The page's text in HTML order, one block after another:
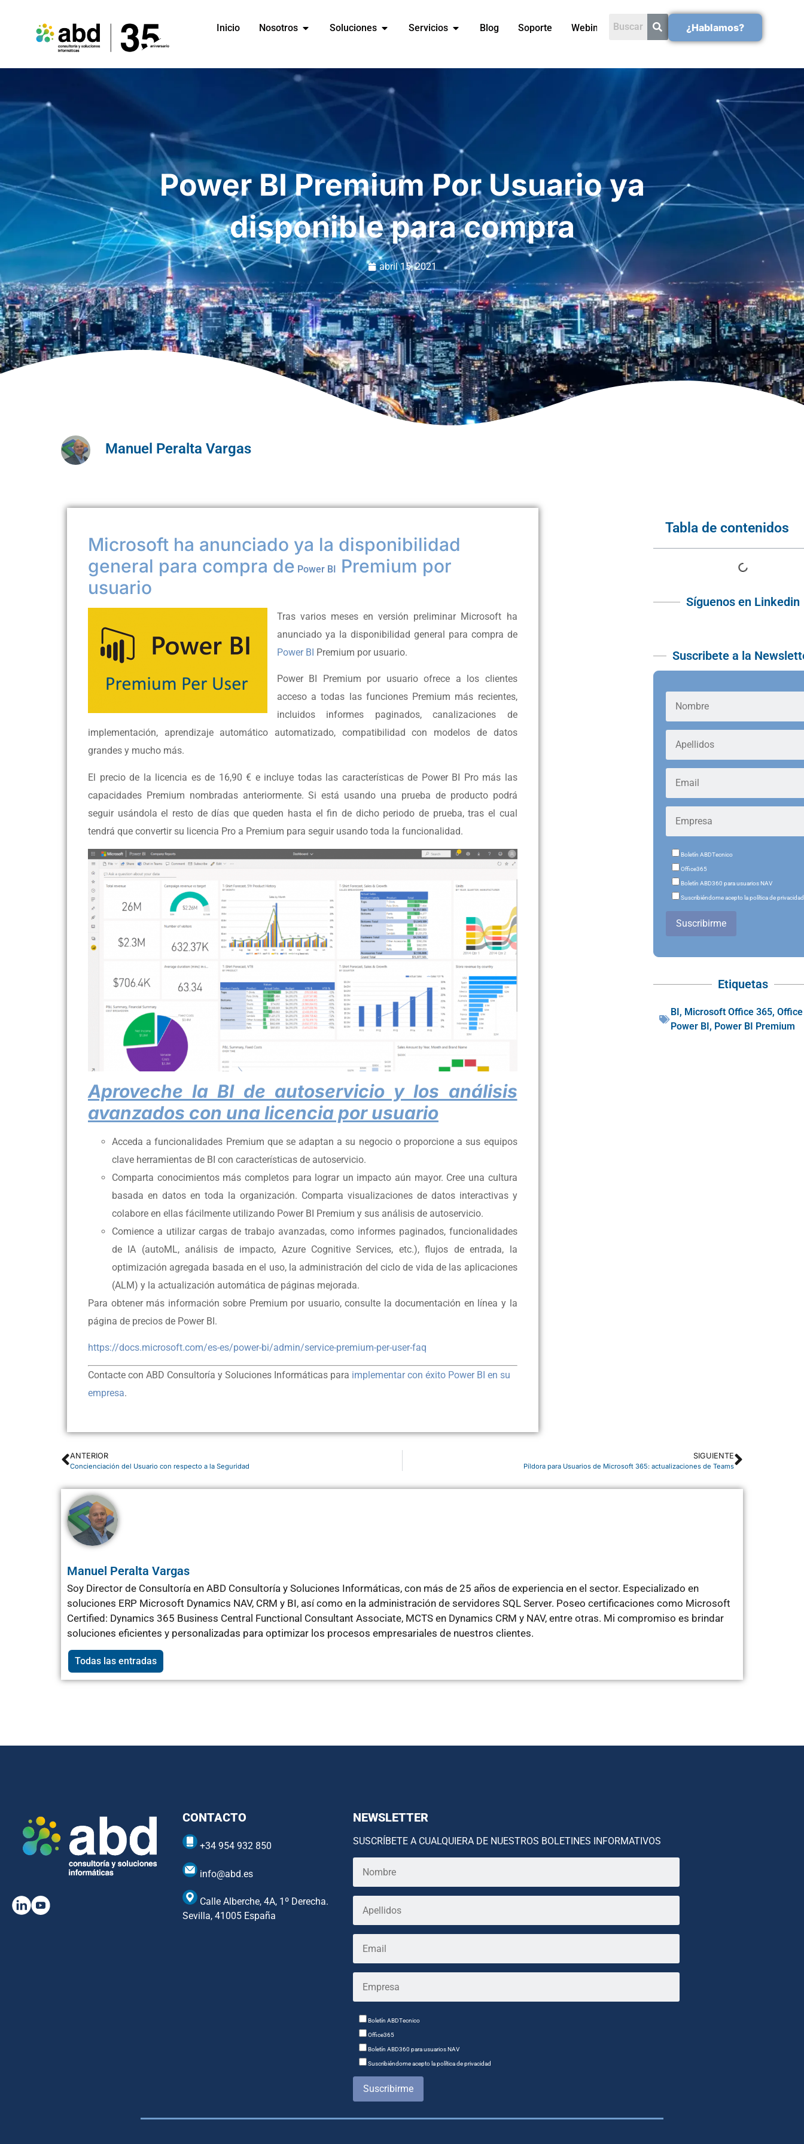
Inicio Nosotros Soluciones Servicios Blog Soporte Webinars ¿Hablamos?
Power BI Premium Por Usuario ya
disponible para compra
abril 15, 2021
Manuel Peralta Vargas
Microsoft ha anunciado ya la disponibilidad
general para compra de Power BI Premium por
usuario
Tras varios meses en versión preliminar Microsoft ha
anunciado ya la disponibilidad general para compra de
Power BI Premium por usuario.
Power BI Premium por usuario ofrece a los clientes
acceso a todas las funciones Premium más recientes,
incluidos informes paginados, canalizaciones de
implementación, aprendizaje automático automatizado, compatibilidad con modelos de datos
grandes y mucho más.
El precio de la licencia es de 16,90 € e incluye todas las características de Power BI Pro más las
capacidades Premium nombradas anteriormente. Si está usando una prueba de producto podrá
seguir usándola el resto de días que queden hasta el fin de dicho periodo de prueba, tras el cual
tendrá que convertir su licencia Pro a Premium para seguir usando toda la funcionalidad.
Aproveche la BI de autoservicio y los análisis
avanzados con una licencia por usuario
Acceda a funcionalidades Premium que se adaptan a su negocio o proporcione a sus equipos
clave herramientas de BI con características de autoservicio.
Comparta conocimientos más completos para lograr un impacto aún mayor. Cree una cultura
basada en datos en toda la organización. Comparta visualizaciones de datos interactivas y
colabore en ellas fácilmente utilizando Power BI Premium y sus análisis de autoservicio.
Comience a utilizar cargas de trabajo avanzadas, como informes paginados, funcionalidades
de IA (autoML, análisis de impacto, Azure Cognitive Services, etc.), flujos de entrada, la
optimización agregada basada en el uso, la administración del ciclo de vida de las aplicaciones
(ALM) y la actualización automática de páginas mejorada.
Para obtener más información sobre Premium por usuario, consulte la documentación en línea y la
página de precios de Power BI.
https://docs.microsoft.com/es-es/power-bi/admin/service-premium-per-user-faq
Contacte con ABD Consultoría y Soluciones Informáticas para implementar con éxito Power BI en su
empresa.
Tabla de contenidos
Síguenos en Linkedin
Suscribete a la
Boletín ABDTecnico
Office365
Boletín ABD360 para usuarios NAV
Suscribiéndome acepto la política de privacidad
Suscribirme
Etiquetas
BI, Microsoft Office 365,
Power BI, Power BI Premium
ANTERIOR
Concienciación del Usuario con respecto a la Seguridad
SIGUIENTE
Píldora para Usuarios de Microsoft 365: actualizaciones de Teams
Manuel Peralta Vargas
Soy Director de Consultoría en ABD Consultoría y Soluciones Informáticas, con más de 25 años de experiencia en el sector. Especializado en
soluciones ERP Microsoft Dynamics NAV, CRM y BI, así como en la administración de servidores SQL Server. Poseo certificaciones como Microsoft
Certified: Dynamics 365 Business Central Functional Consultant Associate, MCTS en Dynamics CRM y NAV, entre otras. Mi compromiso es brindar
soluciones eficientes y personalizadas para optimizar los procesos empresariales de nuestros clientes.
Todas las entradas
CONTACTO
+34 954 932 850
info@abd.es
Calle Alberche, 4A, 1º Derecha.
Sevilla, 41005 España
NEWSLETTER
SUSCRÍBETE A CUALQUIERA DE NUESTROS BOLETINES INFORMATIVOS
Boletín ABDTecnico
Office365
Boletín ABD360 para usuarios NAV
Suscribiéndome acepto la política de privacidad
Suscribirme